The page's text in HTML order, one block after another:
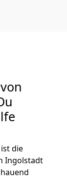
die
Ingolstadt